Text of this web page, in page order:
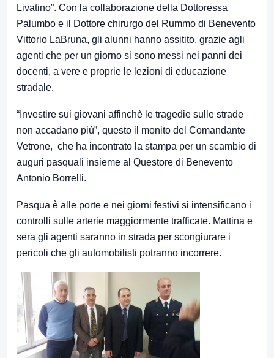
Livatino”. Con la collaborazione della Dottoressa
Palumbo e il Dottore chirurgo del Rummo di Benevento
Vittorio LaBruna, gli alunni hanno assitito, grazie agli
agenti che per un giorno si sono messi nei panni dei
docenti, a vere e proprie le lezioni di educazione
stradale.
“Investire sui giovani affinchè le tragedie sulle strade
non accadano più”, questo il monito del Comandante
Vetrone, che ha incontrato la stampa per un scambio di
auguri pasquali insieme al Questore di Benevento
Antonio Borrelli.
Pasqua è alle porte e nei giorni festivi si intensificano i
controlli sulle arterie maggiormente trafficate. Mattina e
sera gli agenti saranno in strada per scongiurare i
pericoli che gli automobilisti potranno incorrere.